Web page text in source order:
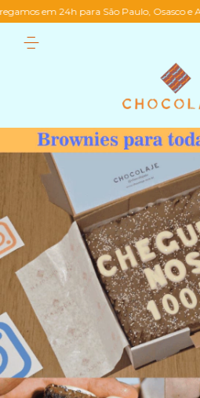
em 24h para São Paulo, Osasco e ABC